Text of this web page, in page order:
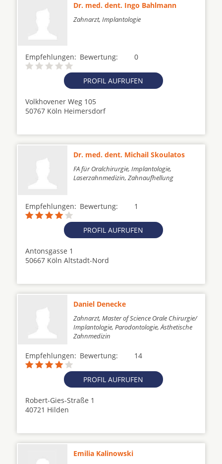
Dr. med. dent. Ingo Bahlmann
Zahnarzt, Implantologie
Empfehlungen: 0
Bewertung:
PROFIL AUFRUFEN
Volkhovener Weg 105
50767 Köln Heimersdorf
Dr. med. dent. Michail Skoulatos
FA für Oralchirurgie, Implantologie,
Laserzahnmedizin, Zahnaufhellung
Empfehlungen: 1
Bewertung:
PROFIL AUFRUFEN
Antonsgasse 1
50667 Köln Altstadt-Nord
Daniel Denecke
Zahnarzt, Master of Science Orale Chirurgie/
Implantologie, Parodontologie, Ästhetische
Zahnmedizin
Empfehlungen: 14
Bewertung:
PROFIL AUFRUFEN
Robert-Gies-Straße 1
40721 Hilden
Emilia Kalinowski